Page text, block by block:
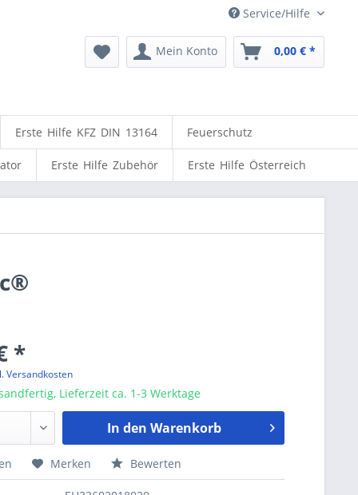
Service/Hilfe
Mein Konto 0,00 € *
Erste Hilfe KFZ DIN 13164 Feuerschutz
Erste Hilfe Zubehör Erste Hilfe Österreich
*
Versandkosten
Lieferzeit ca. 1-3 Werktage
In den Warenkorb
Merken Bewerten